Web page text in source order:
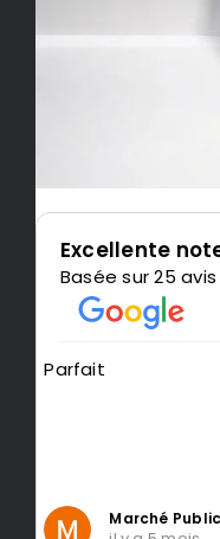
Excellente
Basée sur 25 avis